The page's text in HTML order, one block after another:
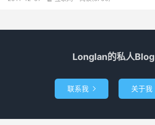
Longlan的私人Blog
联系我  关于我